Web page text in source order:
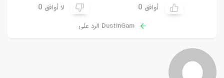
أوافق 0 لا أوافق 0
DustinGam الرد على